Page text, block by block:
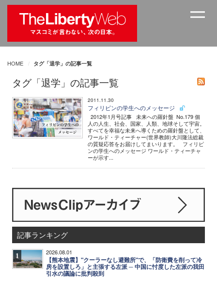
HOME タグ「退学」の記事一覧
タグ「退学」の記事一覧
2011.11.30
フィリピンの学生へのメッセージ
2012年1月号記事 未来への羅針盤 No.179 個
人の人生、社会、国家、人類、地球そして宇宙。
すべてを幸福な未来へ導くための羅針盤として、
ワールド・ティーチャー(世界教師)大川隆法総裁
の質疑応答をお届けしてまいります。 フィリピ
ンの学生へのメッセージ ワールド・ティーチャ
ーが示す...
記事ランキング
1 2026.08.01
【熊本地震】"クーラーなし避難所"で、「防衛費を削って冷
房を設置しろ」と主張する左派 ─ 中国に忖度した左派の我田
引水の議論に批判殺到